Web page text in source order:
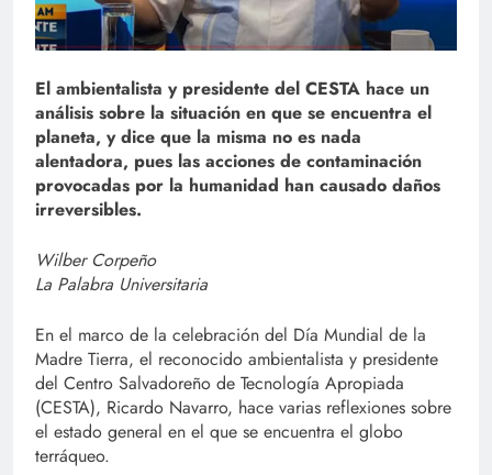
El ambientalista y presidente del CESTA hace un
análisis sobre la situación en que se encuentra el
planeta, y dice que la misma no es nada
alentadora, pues las acciones de contaminación
provocadas por la humanidad han causado daños
irreversibles.
Wilber Corpeño
La Palabra Universitaria
En el marco de la celebración del Día Mundial de la
Madre Tierra, el reconocido ambientalista y presidente
del Centro Salvadoreño de Tecnología Apropiada
(CESTA), Ricardo Navarro, hace varias reflexiones sobre
el estado general en el que se encuentra el globo
terráqueo.